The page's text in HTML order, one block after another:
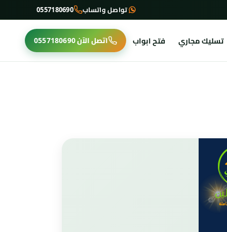
تواصل واتساب 0557180690
تسليك مجاري فتح ابواب اتصل الآن0557180690